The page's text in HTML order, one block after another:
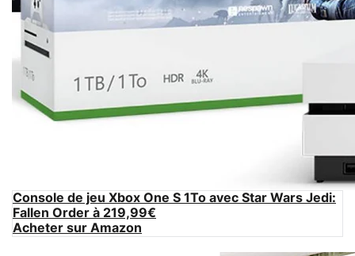
Console de jeu Xbox One S 1To avec Star Wars Jedi:
Fallen Order à 219,99€
Acheter sur Amazon